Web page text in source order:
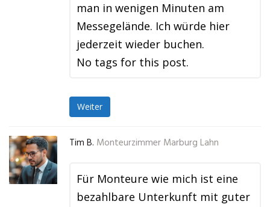
man in wenigen Minuten am
Messegelände. Ich würde hier
jederzeit wieder buchen.
No tags for this post.
Weiter
Tim B. Monteurzimmer Marburg Lahn
Für Monteure wie mich ist eine
bezahlbare Unterkunft mit guter